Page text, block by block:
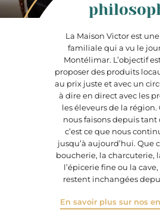
La Maison Victor est
familiale qui a vu le jour
Montélimar. L’objectif
proposer des produits
au prix juste et avec un
à dire en direct avec les
les éleveurs de la région.
nous faisons depuis tant
c’est ce que nous
jusqu’à aujourd’hui. Que
boucherie, la charcuterie,
l’épicerie fine ou la
restent inchangées
En savoir plus sur nos